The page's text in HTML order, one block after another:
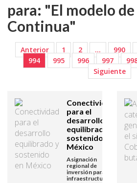
para: "El modelo
Continua"
Anterior 1 2 … 990
994
995 996 997
Siguiente
Conectividad
para el
desarrollo
equilibrado y
sostenido en
México
Asignación
regional de
inversión para
infraestructura